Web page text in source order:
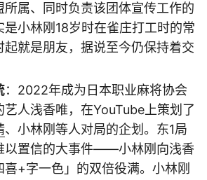
所属、同时负责该团体宣传工作的
是小林刚18岁时在雀庄打工时的常
起就是朋友，据说至今仍保持着交
：2022年成为日本职业麻将协会
艺人浅香唯，在YouTube上策划了
、小林刚等人对局的企划。东1局
以置信的大事件——小林刚向浅香
喜+字一色」的双倍役满。小林刚